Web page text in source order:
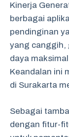
Kinerja
berbagai
pendinginan
yang canggih,
daya
Keandalan ini
di Surakarta
Sebagai
dengan fitur-